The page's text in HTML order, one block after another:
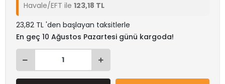
Havale/EFT ile 123,18 TL
23,82 TL 'den başlayan taksitlerle
En geç 10 Ağustos Pazartesi günü kargoda!